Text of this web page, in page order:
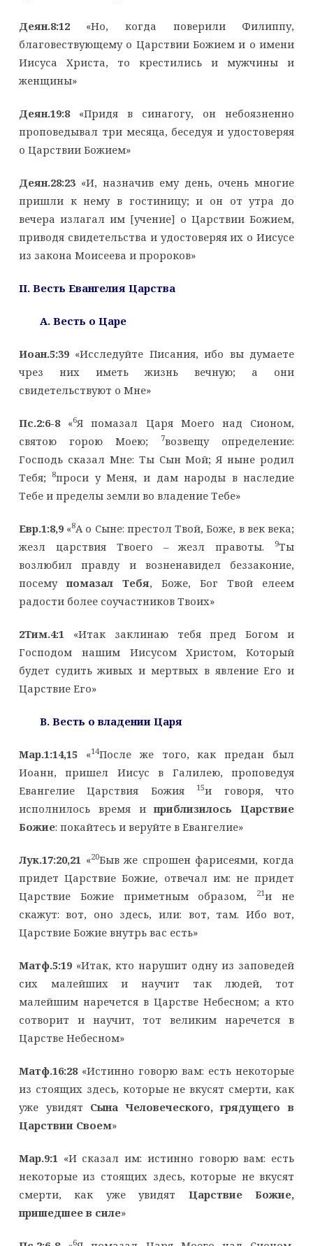
Деян.8:12«Но, когда поверили Филиппу,
благовествующему о Царствии Божием и о имени
Иисуса Христа, то крестились и мужчины и
женщины»
Деян.19:8 «Придя в синагогу, он небоязненно
проповедывал три месяца, беседуя и удостоверяя
о Царствии Божием»
Деян.28:23«И, назначив ему день, очень многие
пришли к нему в гостиницу; и он от утра до
вечера излагал им [учение] о Царствии Божием,
приводя свидетельства и удостоверяя их о Иисусе
из закона Моисеева и пророков»
II. Весть Евангелия Царства
A. Весть о Царе
Иоан.5:39«Исследуйте Писания, ибо вы думаете
чрез них иметь жизнь вечную; а они
свидетельствуют о Мне»
Пс.2:6-8«6Я помазал Царя Моего над Сионом,
святою горою Моею;
7возвещу определение:
Господь сказал Мне: Ты Сын Мой; Я ныне родил
Тебя;
8проси у Меня, и дам народы в наследие
Тебе и пределы земли во владение Тебе»
Евр.1:8,9«8А о Сыне: престол Твой, Боже, в век века;
жезл царствия Твоего – жезл правоты.
9Ты
возлюбил правду и возненавидел беззаконие,
посемупомазал Тебя, Боже, Бог Твой елеем
радости более соучастников Твоих»
2Тим.4:1 «Итак заклинаю тебя пред Богом и
Господом нашим Иисусом Христом, Который
будет судить живых и мертвых в явление Его и
Царствие Его»
B. Весть о владении Царя
Мар.1:14,15«14После же того, как предан был
Иоанн, пришел Иисус в Галилею, проповедуя
Евангелие Царствия Божия
15и говоря, что
исполнилось время иприблизилось Царствие
Божие: покайтесь и веруйте в Евангелие»
Лук.17:20,21 «20Быв же спрошен фарисеями, когда
придет Царствие Божие, отвечал им: не придет
Царствие Божие приметным образом,
21и не
скажут: вот, оно здесь, или: вот, там. Ибо вот,
Царствие Божие внутрь вас есть»
Матф.5:19«Итак, кто нарушит одну из заповедей
сих малейших и научит так людей, тот
малейшим наречется в Царстве Небесном; а кто
сотворит и научит, тот великим наречется в
Царстве Небесном»
Матф.16:28«Истинно говорю вам: есть некоторые
из стоящих здесь, которые не вкусят смерти, как
уже увидят Сына Человеческого, грядущего в
Царствии Своем»
Мар.9:1 «И сказал им: истинно говорю вам: есть
некоторые из стоящих здесь, которые не вкусят
смерти, как уже увидят Царствие Божие,
пришедшее в силе»
6